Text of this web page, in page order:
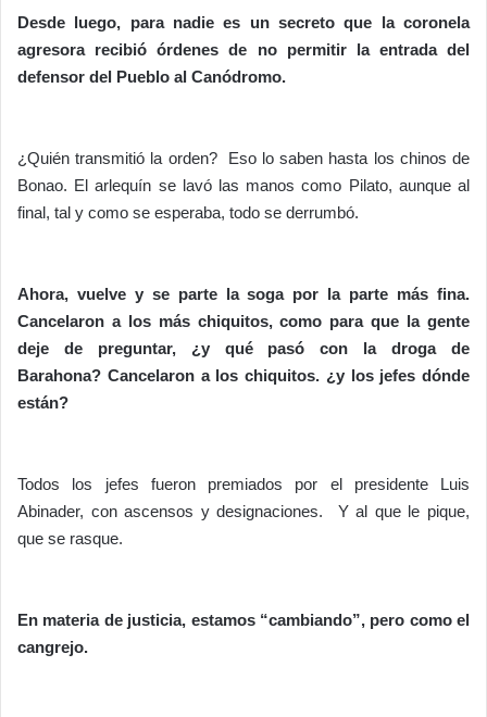
Desde luego, para nadie es un secreto que la coronela
agresora recibió órdenes de no permitir la entrada del
defensor del Pueblo al Canódromo.
¿Quién transmitió la orden? Eso lo saben hasta los chinos de
Bonao. El arlequín se lavó las manos como Pilato, aunque al
final, tal y como se esperaba, todo se derrumbó.
Ahora, vuelve y se parte la soga por la parte más fina.
Cancelaron a los más chiquitos, como para que la gente
deje de preguntar, ¿y qué pasó con la droga de
Barahona? Cancelaron a los chiquitos. ¿y los jefes dónde
están?
Todos los jefes fueron premiados por el presidente Luis
Abinader, con ascensos y designaciones. Y al que le pique,
que se rasque.
En materia de justicia, estamos “cambiando”, pero como el
cangrejo.